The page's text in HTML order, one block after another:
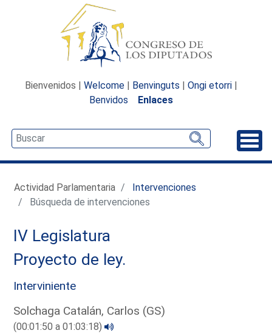
Bienvenidos | Welcome | Benvinguts | Ongi etorri |
Benvidos
Enlaces
Actividad Parlamentaria
Intervenciones
Búsqueda de intervenciones
IV Legislatura
Proyecto de ley.
Interviniente
Solchaga Catalán, Carlos (GS)
(00:01:50 a 01:03:18)